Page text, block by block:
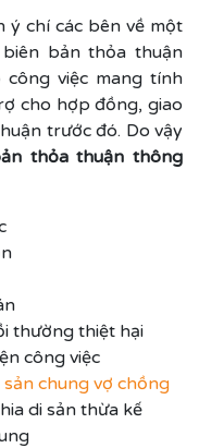
ý chí các bên về một
bản thỏa thuận
việc mang tính
cho hợp đồng, giao
trước đó. Do vậy
thỏa thuận thông
thường thiệt hại
công việc
chung vợ chồng
di sản thừa kế